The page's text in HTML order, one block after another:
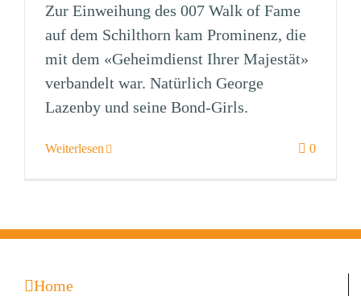
Zur Einweihung des 007 Walk of Fame
auf dem Schilthorn kam Prominenz, die
mit dem «Geheimdienst Ihrer Majestät»
verbandelt war. Natürlich George
Lazenby und seine Bond-Girls.
Weiterlesen 0
Home